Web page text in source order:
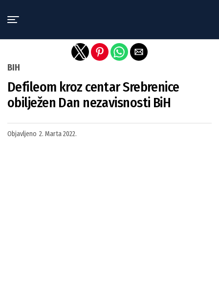
BIH
Defileom kroz centar Srebrenice
obilježen Dan nezavisnosti BiH
Objavljeno 2. Marta 2022.